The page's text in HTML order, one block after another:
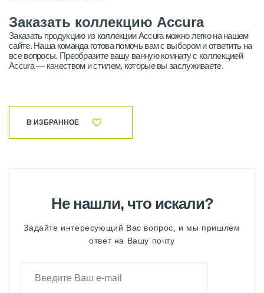
Заказать коллекцию Accura
Заказать продукцию из коллекции Accura можно легко на нашем
сайте. Наша команда готова помочь вам с выбором и ответить на
все вопросы. Преобразите вашу ванную комнату с коллекцией
Accura — качеством и стилем, которые вы заслуживаете.
В ИЗБРАННОЕ
Не нашли, что искали?
Задайте интересующий Вас вопрос, и мы пришлем
ответ на Вашу почту